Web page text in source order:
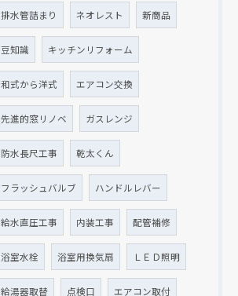
排水管詰まり ネオレスト 新商品
豆知識 キッチンリフォーム
和式から洋式 エアコン交換
先進的窓リノベ ガスレンジ
防水長尺工事 乾太くん
フラッシュバルブ ハンドルレバー
給水直圧工事 内装工事 配管補修
浴室水栓 浴室用換気扇 ＬＥＤ照明
給湯器取替 点検口 エアコン取付